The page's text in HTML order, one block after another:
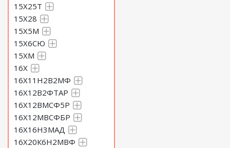
15Х25Т
15Х28
15Х5М
15Х6СЮ
15ХМ
16Х
16Х11Н2В2МФ
16Х12В2ФТАР
16Х12ВМСФ5Р
16Х12МВСФБР
16Х16Н3МАД
16Х20К6Н2МВФ